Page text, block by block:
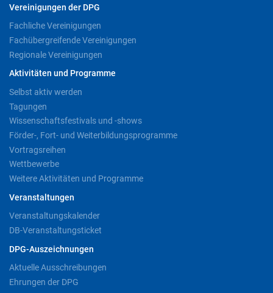
Vereinigungen der DPG
Fachliche Vereinigungen
Fachübergreifende Vereinigungen
Regionale Vereinigungen
Aktivitäten und Programme
Selbst aktiv werden
Tagungen
Wissenschaftsfestivals und -shows
Förder-, Fort- und Weiterbildungsprogramme
Vortragsreihen
Wettbewerbe
Weitere Aktivitäten und Programme
Veranstaltungen
Veranstaltungskalender
DB-Veranstaltungsticket
DPG-Auszeichnungen
Aktuelle Ausschreibungen
Ehrungen der DPG